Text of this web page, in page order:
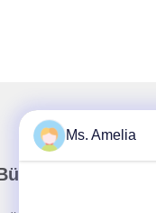
Ms. Amelia